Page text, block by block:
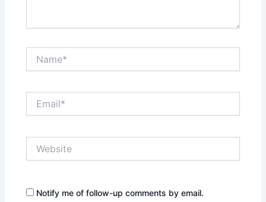
Notify me of follow-up comments by email.